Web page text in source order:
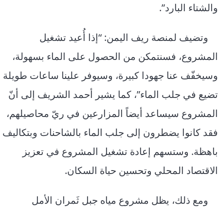
والشتاء البارد”.
وتضيف لمنصة ريف اليمن: “إذا أُعيد تشغيل
المشروع، فسنتمكن من الحصول على الماء بسهولة،
وسيخفّف عنا جهودا كبيرة، وسيوفر علينا ساعات طويلة
تضيع في جلب الماء”، كما يشير أحمد الشريف إلى أنّ
المشروع سيساعد أيضاً المزارعين في ريّ محاصيلهم،
فقد كانوا يضطرون إلى جلب الماء بالشاحنات وبتكاليف
باهظة. وستسهم إعادة تشغيل المشروع في تعزيز
الاقتصاد المحلي وتحسين حياة السكان.
ومع ذلك، يظل مشروع مياه جبل ثَمران الأمل